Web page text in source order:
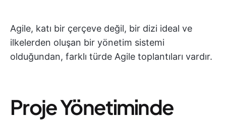
Agile, katı bir çerçeve değil, bir dizi ideal ve
ilkelerden oluşan bir yönetim sistemi
olduğundan, farklı türde Agile toplantıları vardır.
Proje Yönetiminde